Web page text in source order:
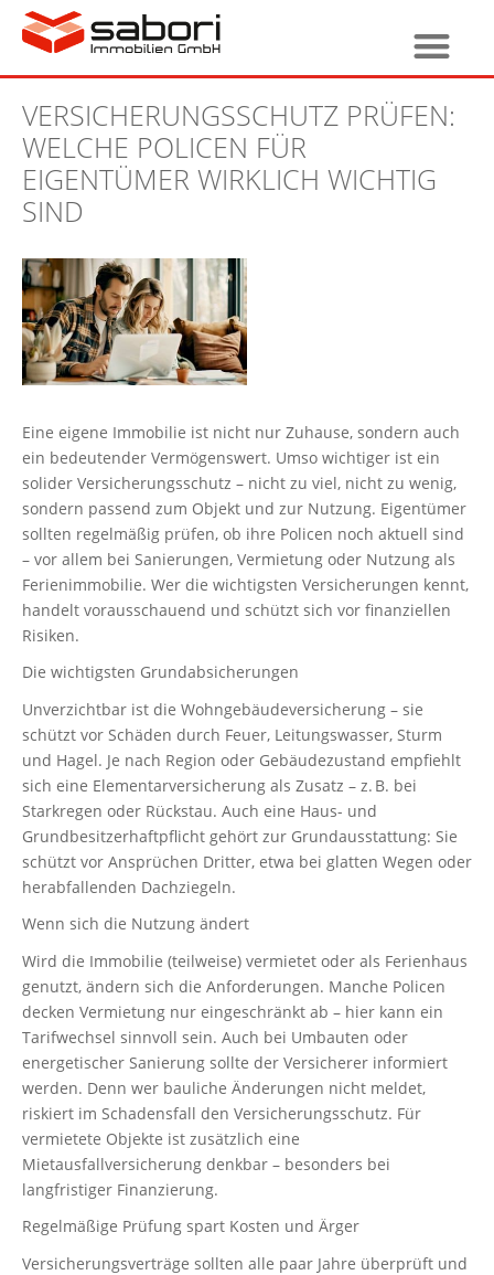
VERSICHERUNGSSCHUTZ PRÜFEN:
WELCHE POLICEN FÜR
EIGENTÜMER WIRKLICH WICHTIG
SIND
Eine eigene Immobilie ist nicht nur Zuhause, sondern auch
ein bedeutender Vermögenswert. Umso wichtiger ist ein
solider Versicherungsschutz – nicht zu viel, nicht zu wenig,
sondern passend zum Objekt und zur Nutzung. Eigentümer
sollten regelmäßig prüfen, ob ihre Policen noch aktuell sind
– vor allem bei Sanierungen, Vermietung oder Nutzung als
Ferienimmobilie. Wer die wichtigsten Versicherungen kennt,
handelt vorausschauend und schützt sich vor finanziellen
Risiken.
Die wichtigsten Grundabsicherungen
Unverzichtbar ist die Wohngebäudeversicherung – sie
schützt vor Schäden durch Feuer, Leitungswasser, Sturm
und Hagel. Je nach Region oder Gebäudezustand empfiehlt
sich eine Elementarversicherung als Zusatz – z. B. bei
Starkregen oder Rückstau. Auch eine Haus- und
Grundbesitzerhaftpflicht gehört zur Grundausstattung: Sie
schützt vor Ansprüchen Dritter, etwa bei glatten Wegen oder
herabfallenden Dachziegeln.
Wenn sich die Nutzung ändert
Wird die Immobilie (teilweise) vermietet oder als Ferienhaus
genutzt, ändern sich die Anforderungen. Manche Policen
decken Vermietung nur eingeschränkt ab – hier kann ein
Tarifwechsel sinnvoll sein. Auch bei Umbauten oder
energetischer Sanierung sollte der Versicherer informiert
werden. Denn wer bauliche Änderungen nicht meldet,
riskiert im Schadensfall den Versicherungsschutz. Für
vermietete Objekte ist zusätzlich eine
Mietausfallversicherung denkbar – besonders bei
langfristiger Finanzierung.
Regelmäßige Prüfung spart Kosten und Ärger
Versicherungsverträge sollten alle paar Jahre überprüft und